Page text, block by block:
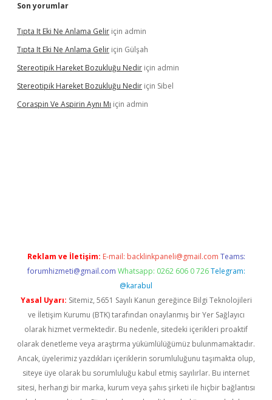
Son yorumlar
Tıpta It Eki Ne Anlama Gelir için admin
Tıpta It Eki Ne Anlama Gelir için Gülşah
Stereotipik Hareket Bozukluğu Nedir için admin
Stereotipik Hareket Bozukluğu Nedir için Sibel
Coraspin Ve Aspirin Aynı Mı için admin
Reklam ve İletişim: E-mail: backlinkpaneli@gmail.com Teams:
forumhizmeti@gmail.com Whatsapp: 0262 606 0 726 Telegram:
@karabul
Yasal Uyarı: Sitemiz, 5651 Sayılı Kanun gereğince Bilgi Teknolojileri
ve İletişim Kurumu (BTK) tarafından onaylanmış bir Yer Sağlayıcı
olarak hizmet vermektedir. Bu nedenle, sitedeki içerikleri proaktif
olarak denetleme veya araştırma yükümlülüğümüz bulunmamaktadır.
Ancak, üyelerimiz yazdıkları içeriklerin sorumluluğunu taşımakta olup,
siteye üye olarak bu sorumluluğu kabul etmiş sayılırlar. Bu internet
sitesi, herhangi bir marka, kurum veya şahıs şirketi ile hiçbir bağlantısı